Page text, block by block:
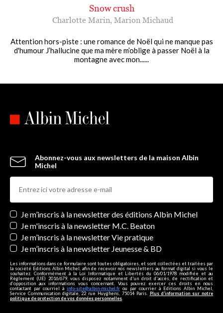
Snow crush
Charlotte Marin, Marion Michaud
Attention hors-piste : une romance de Noël qui ne manque pas
d'humour J’hallucine que ma mère m’oblige à passer Noël à la
montagne avec mon......
Abonnez-vous aux newsletters de la maison Albin
Michel
Newsletters
Je m’inscris à la newsletter des éditions Albin Michel
Je m'inscris à la newsletter M.C. Beaton
Je m’inscris à la newsletter Vie pratique
Je m’inscris à la newsletter Jeunesse & BD
Les informations dans ce formulaire sont toutes obligatoires, et sont collectées et traitées par
la société Editions Albin Michel, afin de recevoir nos newsletters au format digital si vous le
souhaitez. Conformément à la Loi Informatique et Libertés du 06/01/1978 modifiée et au
Règlement (UE) 2016/679, vous disposez notamment d'un droit d'accès, de rectification et
d’opposition aux informations vous concernant. Vous pouvez exercer ces droits en nous
contactant par courriel à info-site@albin-michel.fr ou par courrier à Editions Albin Michel,
Service Communication digitale, 22 rue Huyghens, 75014 Paris. Plus d’information sur notre
politique de protection de vos données personnelles